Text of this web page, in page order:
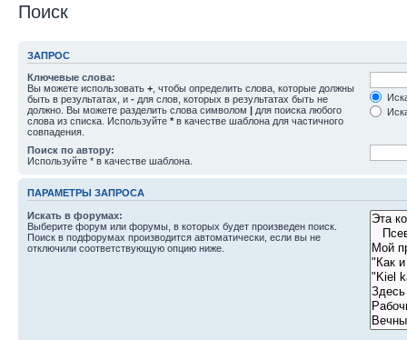
Поиск
ЗАПРОС
Ключевые слова:
Вы можете использовать + , чтобы определить слова, которые должны
быть в результатах, и - для слов, которых в результатах быть не
должно. Вы можете разделить слова символом | для поиска любого
слова из списка. Используйте * в качестве шаблона для частичного
совпадения.
Поиск по автору:
Используйте * в качестве шаблона.
ПАРАМЕТРЫ ЗАПРОСА
Искать в форумах:
Выберите форум или форумы, в которых будет произведен поиск.
Поиск в подфорумах производится автоматически, если вы не
отключили соответствующую опцию ниже.